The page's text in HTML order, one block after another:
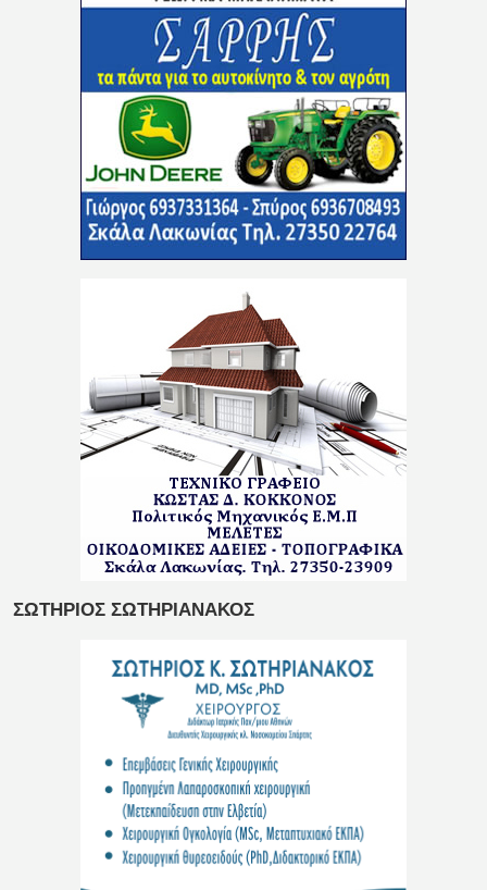
ΣΩΤΗΡΙΟΣ ΣΩΤΗΡΙΑΝΑΚΟΣ